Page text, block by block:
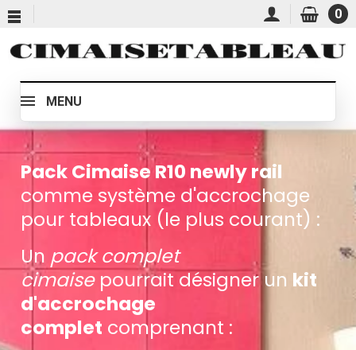
0
MENU
Pack Cimaise R10 newly rail
comme système d'accrochage
pour tableaux (le plus courant) :
Un pack complet
cimaisepourrait désigner un kit
d'accrochage
complet comprenant :